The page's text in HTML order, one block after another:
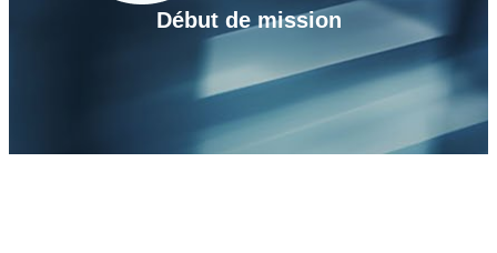
Début de mission